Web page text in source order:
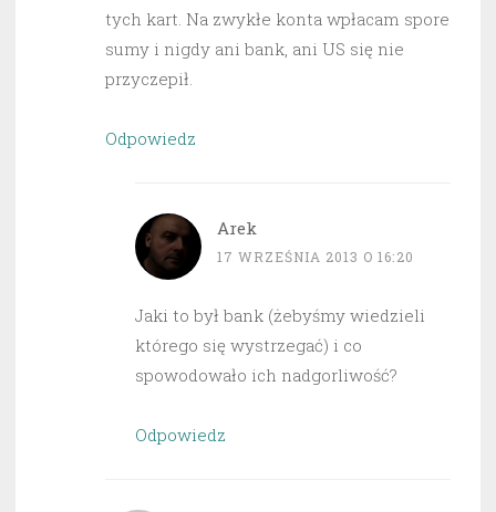
tych kart. Na zwykłe konta wpłacam spore
sumy i nigdy ani bank, ani US się nie
przyczepił.
Odpowiedz
Arek
17 WRZEŚNIA 2013 O 16:20
Jaki to był bank (żebyśmy wiedzieli
którego się wystrzegać) i co
spowodowało ich nadgorliwość?
Odpowiedz